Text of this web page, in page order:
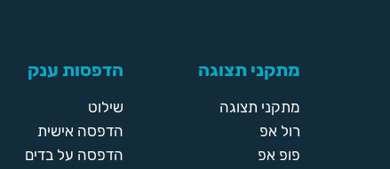
מתקני תצוגה
מתקני תצוגה
רול אפ
פופ אפ
הדפסות ענק
שילוט
הדפסה אישית
הדפסה על בדים